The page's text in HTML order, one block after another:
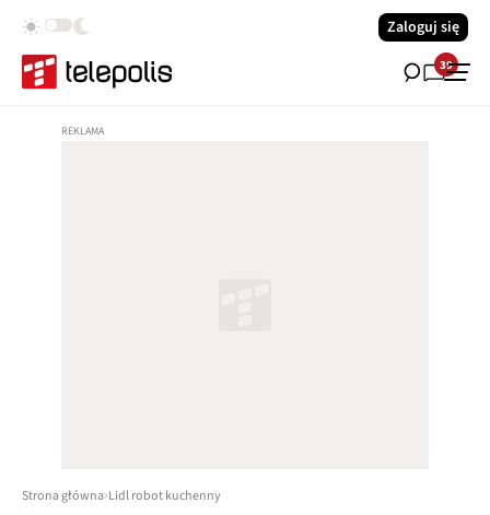
Zaloguj się
39
Strona główna Lidl robot kuchenny